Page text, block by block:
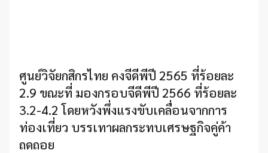
ศูนย์วิจัยกสิกรไทย คงจีดีพีปี 2565 ที่ร้อยละ
2.9 ขณะที่ มองกรอบจีดีพีปี 2566 ที่ร้อยละ
3.2-4.2 โดยหวังพึ่งแรงขับเคลื่อนจากการ
ท่องเที่ยว บรรเทาผลกระทบเศรษฐกิจคู่ค้า
ถดถอย